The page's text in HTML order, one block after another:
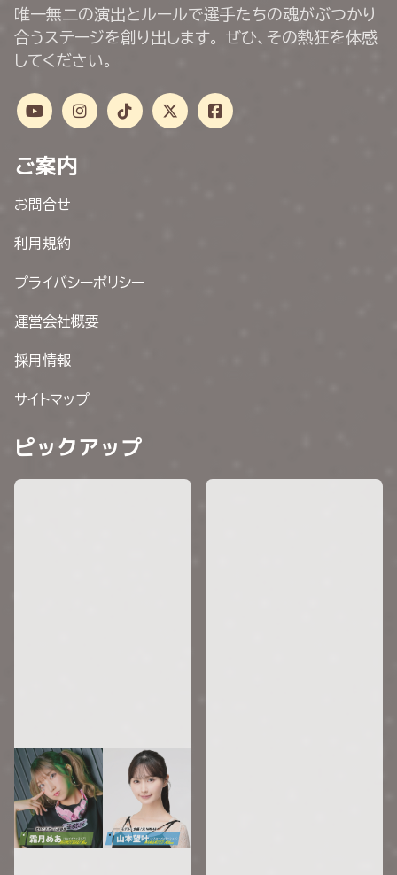
唯一無二の演出とルールで選手たちの魂がぶつかり
合うステージを創り出します。 ぜひ、その熱狂を体感
してください。
ご案内
お問合せ
利用規約
プライバシーポリシー
運営会社概要
採用情報
サイトマップ
ピックアップ